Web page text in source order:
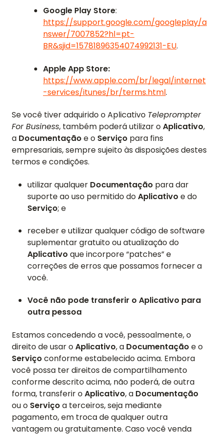
PÁGINA INICIAL
AVALIAÇÕES
RECURSOS
VÍDEO
SUPORTE
Google Play Store:
https://support.google.com/googleplay/a
nswer/7007852?hl=pt-
BR&sjid=15781896354074992131-EU.
Apple App Store:
https://www.apple.com/br/legal/internet
-services/itunes/br/terms.html.
Se você tiver adquirido o Aplicativo Teleprompter
For Business, também poderá utilizar oAplicativo,
a Documentação e o Serviço para fins
empresariais, sempre sujeito às disposições destes
termos e condições.
utilizar qualquer Documentação para dar
suporte ao uso permitido doAplicativo e do
Serviço; e
receber e utilizar qualquer código de software
suplementar gratuito ou atualização do
Aplicativo que incorpore “patches” e
correções de erros que possamos fornecer a
você.
Você não pode transferir o Aplicativo para
outra pessoa
Estamos concedendo a você, pessoalmente, o
direito de usar oAplicativo, a Documentação e o
Serviço conforme estabelecido acima. Embora
você possa ter direitos de compartilhamento
conforme descrito acima, não poderá, de outra
forma, transferir oAplicativo, a Documentação
ou o Serviço a terceiros, seja mediante
pagamento, em troca de qualquer outra
vantagem ou gratuitamente. Caso você venda